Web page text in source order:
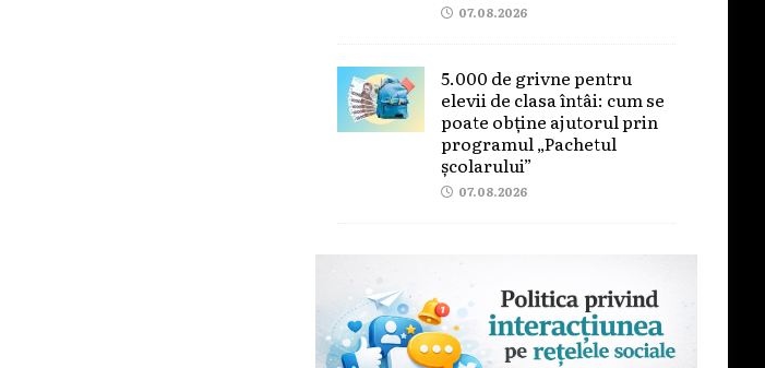
07.08.2026
5.000 de grivne pentru
elevii de clasa întâi: cum se
poate obține ajutorul prin
programul „Pachetul
școlarului”
07.08.2026